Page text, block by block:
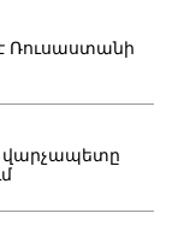
Ռուսաստանի
վարչապետը